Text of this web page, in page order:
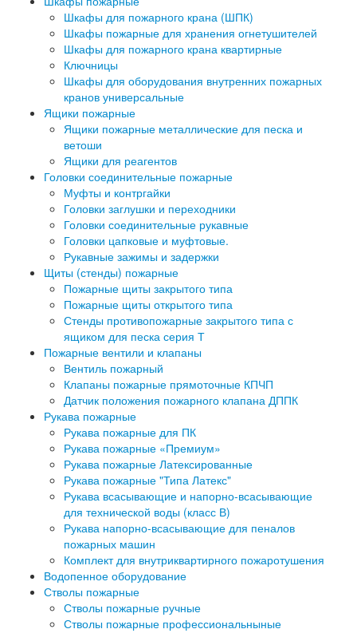
Шкафы для пожарного крана (ШПК)
Шкафы пожарные для хранения огнетушителей
Шкафы для пожарного крана квартирные
Ключницы
Шкафы для оборудования внутренних пожарных
кранов универсальные
Ящики пожарные
Ящики пожарные металлические для песка и
ветоши
Ящики для реагентов
Головки соединительные пожарные
Муфты и контргайки
Головки заглушки и переходники
Головки соединительные рукавные
Головки цапковые и муфтовые.
Рукавные зажимы и задержки
Щиты (стенды) пожарные
Пожарные щиты закрытого типа
Пожарные щиты открытого типа
Стенды противопожарные закрытого типа с
ящиком для песка серия Т
Пожарные вентили и клапаны
Вентиль пожарный
Клапаны пожарные прямоточные КПЧП
Датчик положения пожарного клапана ДППК
Рукава пожарные
Рукава пожарные для ПК
Рукава пожарные «Премиум»
Рукава пожарные Латексированные
Рукава пожарные "Типа Латекс"
Рукава всасывающие и напорно-всасывающие
для технической воды (класс В)
Рукава напорно-всасывающие для пеналов
пожарных машин
Комплект для внутриквартирного пожаротушения
Водопенное оборудование
Стволы пожарные
Стволы пожарные ручные
Стволы пожарные профессиональныные